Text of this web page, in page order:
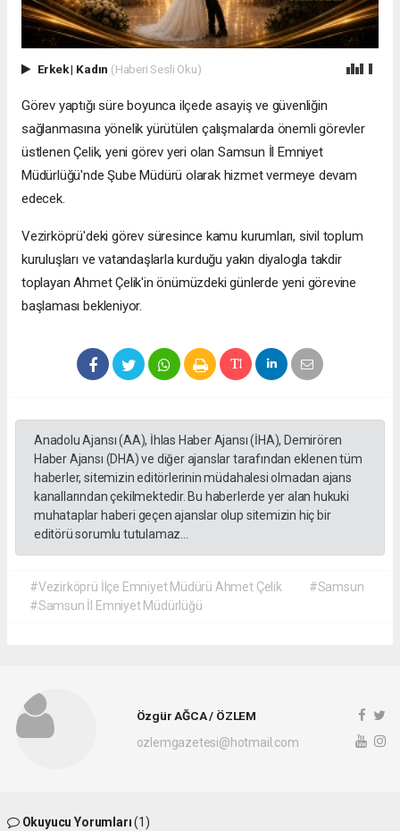
Erkek| Kadın (Haberi Sesli Oku)
Görev yaptığı süre boyunca ilçede asayiş ve güvenliğin
sağlanmasına yönelik yürütülen çalışmalarda önemli görevler
üstlenen Çelik, yeni görev yeri olan Samsun İl Emniyet
Müdürlüğü'nde Şube Müdürü olarak hizmet vermeye devam
edecek.
Vezirköprü'deki görev süresince kamu kurumları, sivil toplum
kuruluşları ve vatandaşlarla kurduğu yakın diyalogla takdir
toplayan Ahmet Çelik'in önümüzdeki günlerde yeni görevine
başlaması bekleniyor.
Anadolu Ajansı (AA), İhlas Haber Ajansı (İHA), Demirören
Haber Ajansı (DHA) ve diğer ajanslar tarafından eklenen tüm
haberler, sitemizin editörlerinin müdahalesi olmadan ajans
kanallarından çekilmektedir. Bu haberlerde yer alan hukuki
muhataplar haberi geçen ajanslar olup sitemizin hiç bir
editörü sorumlu tutulamaz...
#Vezirköprü İlçe Emniyet Müdürü Ahmet Çelik
#Samsun
#Samsun İl Emniyet Müdürlüğü
Özgür AĞCA / ÖZLEM
ozlemgazetesi@hotmail.com
Okuyucu Yorumları(1)